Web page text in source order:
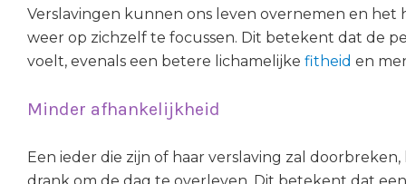
Verslavingen kunnen ons leven overnemen en
weer op zichzelf te focussen. Dit betekent dat de
voelt, evenals een betere lichamelijke fitheid en
Minder afhankelijkheid
Een ieder die zijn of haar verslaving zal